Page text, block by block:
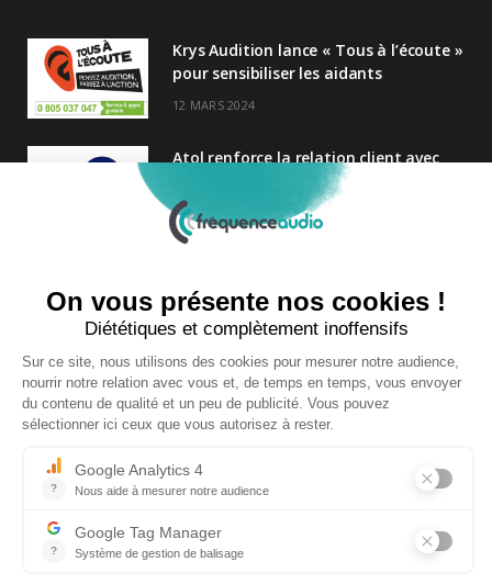
Krys Audition lance « Tous à l’écoute »
pour sensibiliser les aidants
12 MARS 2024
Atol renforce la relation client avec
une nouvelle campagne axée sur la
satisfaction
25 FÉVRIER 2025
Audition Conseil
27 MARS 2024
Copyright © 2026 | Tous droits réservés |
Politique de confidentialité|Plan du site Visiperf